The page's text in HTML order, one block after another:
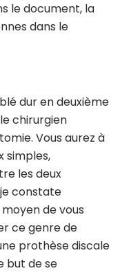
le document, la
dans le
dur en deuxième
chirurgien
Vous aurez à
simples,
les deux
constate
moyen de vous
ce genre de
prothèse discale
but de se